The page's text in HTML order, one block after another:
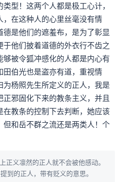
型！这两个人都是极工心计，
，在这种人的心里丝毫没有情
是他们的遮羞布，是为了彰显
他们披着道德的外衣行不齿之
够被令狐冲感化的人都是内心有
田伯光也是盗亦有道，重视情
为杨照先生所定义的正人，我是
邪固化下来的教条主义，并且
在教条的控制下去判断，她应该
但和岳不群之流还是两类人！个
正义凛然的正人就不会被他感动。
到的正人，带有贬义的意思。